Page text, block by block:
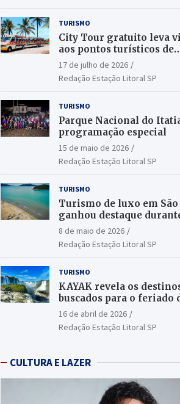
TURISMO
City Tour gratuito leva
aos pontos turísticos de
Itanhaém
17 de julho de 2026
Redação Estação Litoral SP
TURISMO
Parque Nacional do
programação especial
15 de maio de 2026
Redação Estação Litoral SP
TURISMO
Turismo de luxo em São
ganhou destaque
ILTM Latin America 2026
8 de maio de 2026
Redação Estação Litoral SP
TURISMO
KAYAK revela os
buscados para o feriado
Tiradentes
16 de abril de 2026
Redação Estação Litoral SP
CULTURA E LAZER